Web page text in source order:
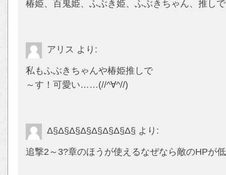
椿姫、百鬼姫、ふぶき姫、ふぶきちゃん、推し
アリス より:
私もふぶきちゃんや椿姫推しで
～す！可愛い……(//^∀^//)
Δ§Δ§Δ§Δ§Δ§Δ§Δ§Δ§ より:
追撃2～3?章のほうが使えるなぜなら敵のHPが